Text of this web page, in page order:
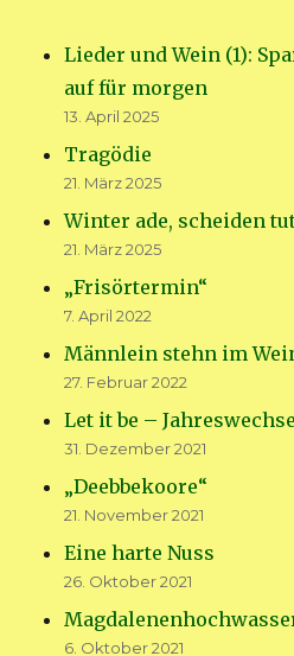
Lieder und Wein (1):
auf für morgen
13. April 2025
Tragödie
21. März 2025
Winter ade, scheiden
21. März 2025
„Frisörtermin“
7. April 2022
Männlein stehn im
27. Februar 2022
Let it be –
31. Dezember 2021
„Deebbekoore“
21. November 2021
Eine harte Nuss
26. Oktober 2021
6. Oktober 2021